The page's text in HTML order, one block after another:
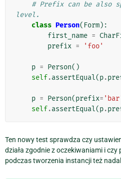
# Prefix can be also
level.
class Person( Form):
first_name =
prefix = 'foo'
p = Person()
self.assertEqual(p.
p = Person(prefix=
self.assertEqual(p.
Ten nowy test sprawdza czy
działa zgodnie z oczekiwaniami i
podczas tworzenia instancji też